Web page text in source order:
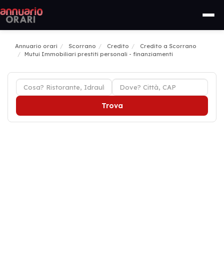
Annuario orari Scorrano Credito
Credito a Scorrano
Mutui Immobiliari prestiti personali - finanziamenti
Trova